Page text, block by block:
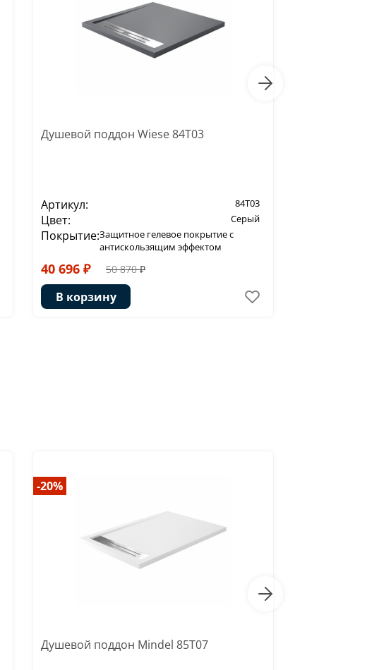
Душевой поддон Wiese 84T03
Артикул: 84T03
Цвет: Серый
Покрытие:Защитное гелевое покрытие с
антискользящим эффектом
40 696 ₽ 50 870 ₽
В корзину
-20%
Душевой поддон Mindel 85T07